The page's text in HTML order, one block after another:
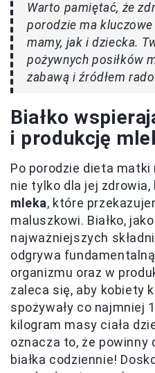
Warto pamiętać, że
porodzie ma
mamy, jak i dziecka.
pożywnych posiłków
zabawą i źródłem
Białko
i produkcję
Po porodzie dieta matki
nie tylko dla jej
mleka, które
maluszkowi. Białko,
najważniejszych
odgrywa
organizmu oraz w
zaleca się, aby kobiety
spożywały co najmniej
kilogram masy ciała
oznacza to, że powinny
białka codziennie!